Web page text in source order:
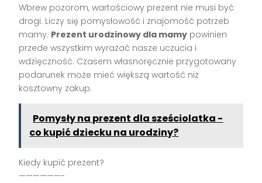
Wbrew pozorom, wartościowy prezent nie musi być
drogi. Liczy się pomysłowość i znajomość potrzeb
mamy. Prezent urodzinowy dla mamy powinien
przede wszystkim wyrażać nasze uczucia i
wdzięczność. Czasem własnoręcznie przygotowany
podarunek może mieć większą wartość niż
kosztowny zakup.
Pomysły na prezent dla sześciolatka -
co kupić dziecku na urodziny?
Kiedy kupić prezent?
——————-